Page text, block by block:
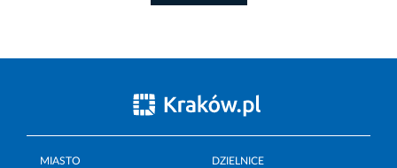
MIASTO DZIELNICE